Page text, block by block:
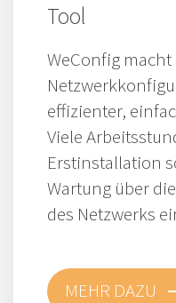
Tool
WeConfig macht
effizienter,
Viele
Erstinstallation
Wartung über
des Netzwerks
MEHR DAZU